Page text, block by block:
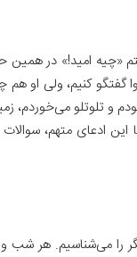
«چیه امید!» در
گفتگو کنیم، ولی او
تلوتلو می‌خوردم،
ادعای متهم،
بله بیشتر از ۱۰ سال است که